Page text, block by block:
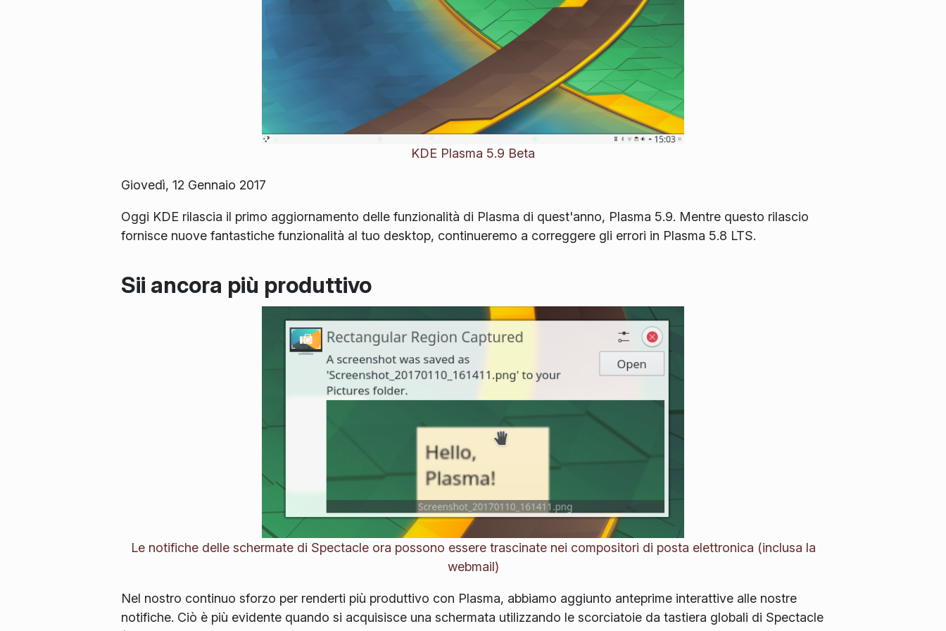
KDE Plasma 5.9 Beta
Giovedì, 12 Gennaio 2017
Oggi KDE rilascia il primo aggiornamento delle funzionalità di Plasma di quest'anno, Plasma 5.9. Mentre questo rilascio
fornisce nuove fantastiche funzionalità al tuo desktop, continueremo a correggere gli errori in Plasma 5.8 LTS.
Sii ancora più produttivo
Le notifiche delle schermate di Spectacle ora possono essere trascinate nei compositori di posta elettronica (inclusa la
webmail)
Nel nostro continuo sforzo per renderti più produttivo con Plasma, abbiamo aggiunto anteprime interattive alle nostre
notifiche. Ciò è più evidente quando si acquisisce una schermata utilizzando le scorciatoie da tastiera globali di Spectacle